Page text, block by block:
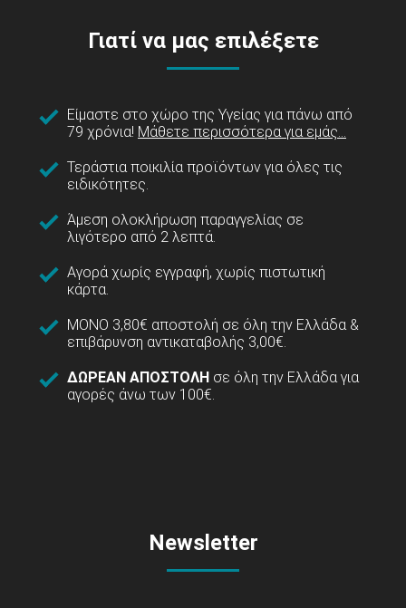
Γιατί να μας επιλέξετε
Είμαστε στο χώρο της Υγείας για πάνω από
79 χρόνια! Μάθετε περισσότερα για εμάς...
Τεράστια ποικιλία προϊόντων για όλες τις
ειδικότητες.
Άμεση ολοκλήρωση παραγγελίας σε
λιγότερο από 2 λεπτά.
Αγορά χωρίς εγγραφή, χωρίς πιστωτική
κάρτα.
ΜΟΝΟ 3,80€ αποστολή σε όλη την Ελλάδα &
επιβάρυνση αντικαταβολής 3,00€.
ΔΩΡΕΑΝ ΑΠΟΣΤΟΛΗ σε όλη την Ελλάδα για
αγορές άνω των 100€.
Newsletter